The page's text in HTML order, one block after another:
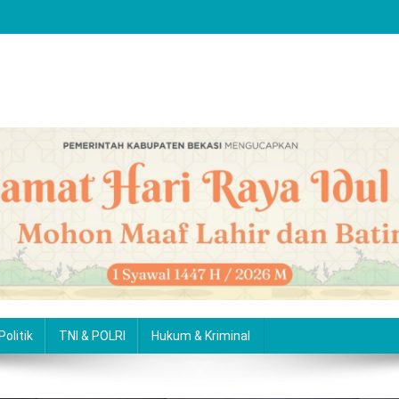
Politik TNI & POLRI Hukum & Kriminal